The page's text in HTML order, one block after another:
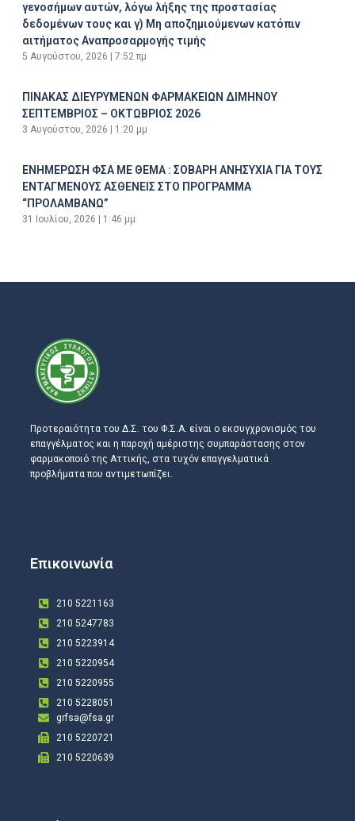
γενοσήμων αυτών, λόγω λήξης της προστασίας
δεδομένων τους και γ) Μη αποζημιούμενων κατόπιν
αιτήματος Αναπροσαρμογής τιμής
5 Αυγούστου, 2026 7:52 πμ
ΠΙΝΑΚΑΣ ΔΙΕΥΡΥΜΕΝΩΝ ΦΑΡΜΑΚΕΙΩΝ ΔΙΜΗΝΟΥ
ΣΕΠΤΕΜΒΡΙΟΣ – ΟΚΤΩΒΡΙΟΣ 2026
3 Αυγούστου, 2026 1:20 μμ
ΕΝΗΜΕΡΩΣΗ ΦΣΑ ΜΕ ΘΕΜΑ : ΣΟΒΑΡΗ ΑΝΗΣΥΧΙΑ ΓΙΑ ΤΟΥΣ
ΕΝΤΑΓΜΕΝΟΥΣ ΑΣΘΕΝΕΙΣ ΣΤΟ ΠΡΟΓΡΑΜΜΑ
“ΠΡΟΛΑΜΒΑΝΩ”
31 Ιουλίου, 2026 1:46 μμ
Προτεραιότητα του Δ.Σ. του Φ.Σ.Α. είναι ο εκσυγχρονισμός του
επαγγέλματος και η παροχή αμέριστης συμπαράστασης στον
φαρμακοποιό της Αττικής, στα τυχόν επαγγελματικά
προβλήματα που αντιμετωπίζει.
Επικοινωνία
210 5221163
210 5247783
210 5223914
210 5220954
210 5220955
210 5228051
grfsa@fsa.gr
210 5220721
210 5220639